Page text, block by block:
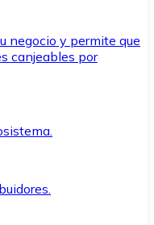
negocio y permite que
canjeables por